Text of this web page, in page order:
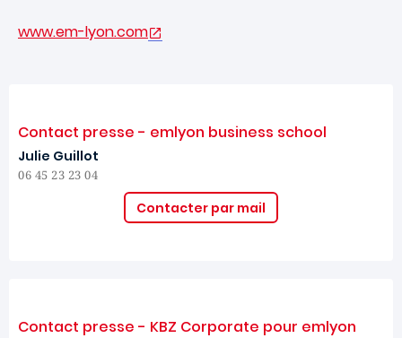
www.em-lyon.com
Contact presse - emlyon business school
Julie Guillot
06 45 23 23 04
Contacter par mail
Contact presse - KBZ Corporate pour emlyon